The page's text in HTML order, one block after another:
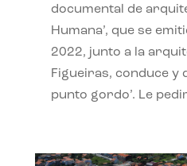
documental de
Humana’, que se
2022, junto a la
Figueiras, conduce y
punto gordo’. Le